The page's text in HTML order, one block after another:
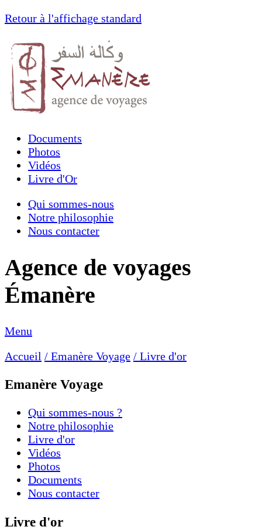
Retour à l'affichage standard
Documents
Photos
Vidéos
Livre d'Or
Qui sommes-nous
Notre philosophie
Nous contacter
Agence de voyages
Émanère
Menu
Accueil / Emanère Voyage / Livre d'or
Emanère Voyage
Qui sommes-nous ?
Notre philosophie
Livre d'or
Vidéos
Photos
Documents
Nous contacter
Livre d'or